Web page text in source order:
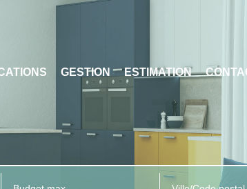
GESTION ESTIMATION